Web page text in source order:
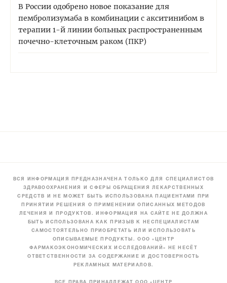
В России одобрено новое показание для
пембролизумаба в комбинации с акситинибом в
терапии 1-й линии больных распространенным
почечно-клеточным раком (ПКР)
ВСЯ ИНФОРМАЦИЯ ПРЕДНАЗНАЧЕНА ТОЛЬКО ДЛЯ СПЕЦИАЛИСТОВ
ЗДРАВООХРАНЕНИЯ И СФЕРЫ ОБРАЩЕНИЯ ЛЕКАРСТВЕННЫХ
СРЕДСТВ И НЕ МОЖЕТ БЫТЬ ИСПОЛЬЗОВАНА ПАЦИЕНТАМИ ПРИ
ПРИНЯТИИ РЕШЕНИЯ О ПРИМЕНЕНИИ ОПИСАННЫХ МЕТОДОВ
ЛЕЧЕНИЯ И ПРОДУКТОВ. ИНФОРМАЦИЯ НА САЙТЕ НЕ ДОЛЖНА
БЫТЬ ИСПОЛЬЗОВАНА КАК ПРИЗЫВ К НЕСПЕЦИАЛИСТАМ
САМОСТОЯТЕЛЬНО ПРИОБРЕТАТЬ ИЛИ ИСПОЛЬЗОВАТЬ
ОПИСЫВАЕМЫЕ ПРОДУКТЫ. ООО «ЦЕНТР
ФАРМАКОЭКОНОМИЧЕСКИХ ИССЛЕДОВАНИЙ» НЕ НЕСЁТ
ОТВЕТСТВЕННОСТИ ЗА СОДЕРЖАНИЕ И ДОСТОВЕРНОСТЬ
РЕКЛАМНЫХ МАТЕРИАЛОВ.